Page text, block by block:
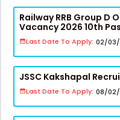
Railway RRB Group D
Vacancy 2026 10th
Last Date To Apply: 02/
JSSC Kakshapal
Last Date To Apply: 08/